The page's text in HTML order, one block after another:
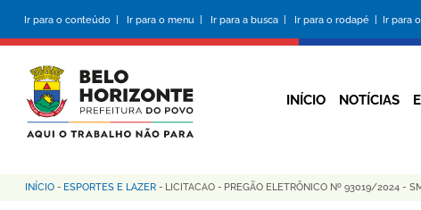
conteúdo
principal
Ir para o conteúdo | Ir para o menu | Ir para a busca | Ir para o rodapé | Ir para
INÍCIO NOTÍCIAS
Trilha
INÍCIO - ESPORTES E LAZER - LICITACAO - PREGÃO ELETRÔNICO Nº 93019/2024 -